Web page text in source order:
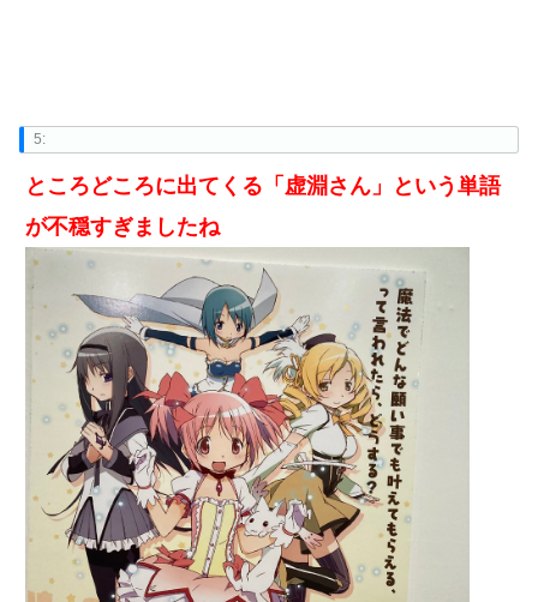
5:
ところどころに出てくる「虚淵さん」という単語
が不穏すぎましたね